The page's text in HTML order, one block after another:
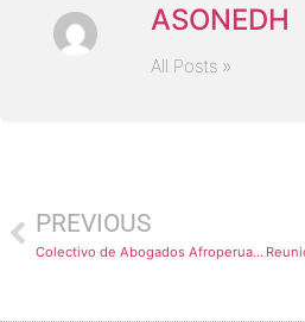
ASONEDH
All Posts »
PREVIOUS
Colectivo de Abogados Afroperuanos